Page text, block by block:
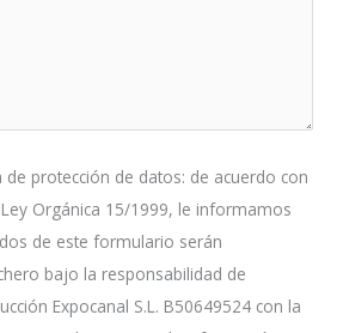
de protección de datos: de acuerdo con
Orgánica 15/1999, le informamos
de este formulario serán
bajo la responsabilidad de
Expocanal S.L. B50649524 con la